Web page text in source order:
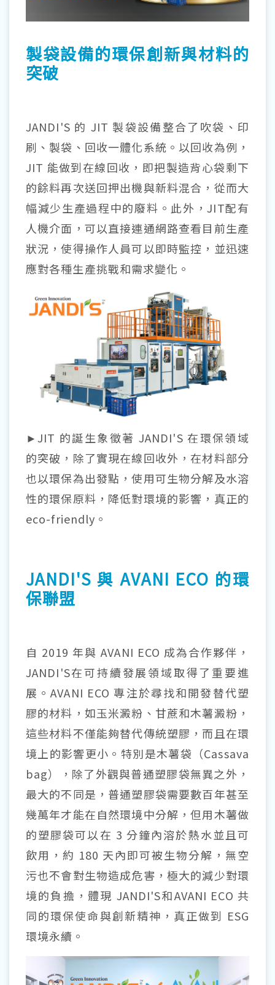
製袋設備的環保創新與材料的
突破
JANDI'S 的 JIT 製袋設備整合了吹袋、印
刷、製袋、回收一體化系統。以回收為例，
JIT 能做到在線回收，即把製造背心袋剩下
的餘料再次送回押出機與新料混合，從而大
幅減少生產過程中的廢料。此外，JIT配有
人機介面，可以直接連通網路查看目前生產
狀況，使得操作人員可以即時監控，並迅速
應對各種生產挑戰和需求變化。
►JIT 的誕生象徵著 JANDI'S 在環保領域
的突破，除了實現在線回收外，在材料部分
也以環保為出發點，使用可生物分解及水溶
性的環保原料，降低對環境的影響，真正的
eco-friendly。
JANDI'S 與 AVANI ECO 的環
保聯盟
自 2019 年與 AVANI ECO 成為合作夥伴，
JANDI'S在可持續發展領域取得了重要進
展。AVANI ECO 專注於尋找和開發替代塑
膠的材料，如玉米澱粉、甘蔗和木薯澱粉，
這些材料不僅能夠替代傳統塑膠，而且在環
境上的影響更小。特別是木薯袋（Cassava
bag），除了外觀與普通塑膠袋無異之外，
最大的不同是，普通塑膠袋需要數百年甚至
幾萬年才能在自然環境中分解，但用木薯做
的塑膠袋可以在 3 分鐘內溶於熱水並且可
飲用，約 180 天內即可被生物分解，無空
污也不會對生物造成危害，極大的減少對環
境的負擔，體現 JANDI'S和AVANI ECO 共
同的環保使命與創新精神，真正做到 ESG
環境永續。